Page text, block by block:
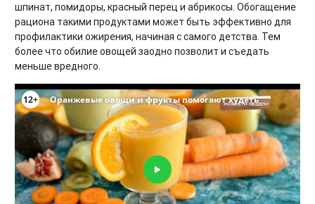
шпинат, помидоры, красный перец и абрикосы. Обогащение
рациона такими продуктами может быть эффективно для
профилактики ожирения, начиная с самого детства. Тем
более что обилие овощей заодно позволит и съедать
меньше вредного.